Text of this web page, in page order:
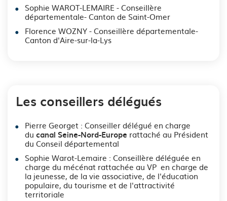
Sophie WAROT-LEMAIRE - Conseillère
départementale- Canton de Saint-Omer
Florence WOZNY - Conseillère départementale-
Canton d'Aire-sur-la-Lys
Les conseillers délégués
Pierre Georget : Conseiller délégué en charge
du canal Seine-Nord-Europe rattaché au Président
du Conseil départemental
Sophie Warot-Lemaire : Conseillère déléguée en
charge du mécénat rattachée au VP en charge de
la jeunesse, de la vie associative, de l'éducation
populaire, du tourisme et de l'attractivité
territoriale